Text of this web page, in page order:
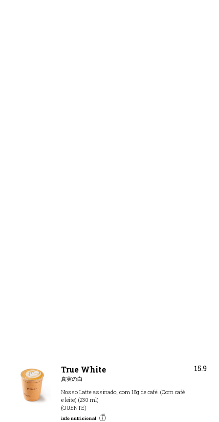
True White
真実の白
Nosso Latte assinado, com 18g de café. (Com café
e leite) (230 ml)
(QUENTE)
info nutricional
15.9